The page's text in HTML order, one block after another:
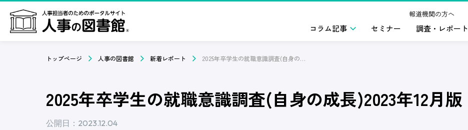
報道機関の方へ
コラム記事 セミナー 調査・レポート
トップページ 人事の図書館 新着レポート 2025年卒学生の就職意識調査(自身の成長)2023年12月版
2025年卒学生の就職意識調査(自身の成長)2023年12月版
公開日：2023.12.04